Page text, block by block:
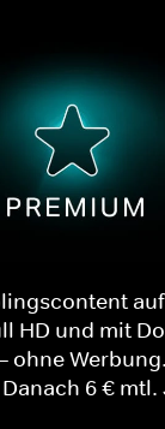
HD und mit
ohne
6 €